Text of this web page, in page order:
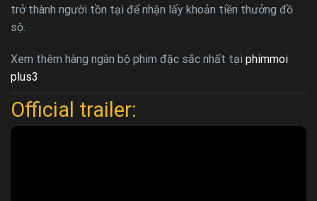
trở thành người tồn tại để nhận lấy khoản tiền thưởng đồ
sộ.
Xem thêm hàng ngàn bộ phim đặc sắc nhất tại phimmoi
plus3
Official trailer: